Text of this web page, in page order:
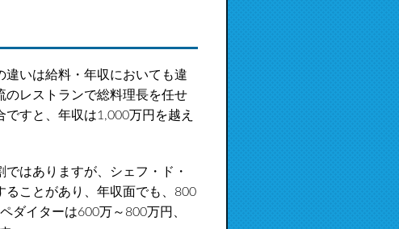
違いは給料・年収においても違
のレストランで総料理長を任せ
すと、年収は1,000万円を越え
はありますが、シェフ・ド・
ることがあり、年収面でも、800
ダイターは600万～800万円、